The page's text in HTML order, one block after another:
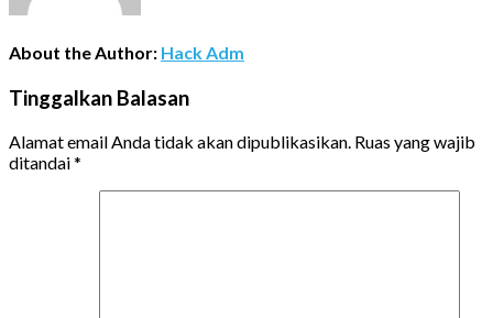
About the Author: Hack Adm
Tinggalkan Balasan
Alamat email Anda tidak akan dipublikasikan. Ruas yang wajib
ditandai*